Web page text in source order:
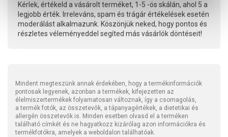
Kérlek, értékeld a vásárolt terméket, 1-5 -ös skálán, ahol 5 a
legjobb érték. Irreleváns, spam és trágár értékelések esetén
moderálást alkalmazunk. Köszönjük neked, hogy pontos és
részletes véleményeddel segíted más vásárlók döntéseit!
Mindent megteszünk annak érdekében, hogy a termékinformációk
pontosak legyenek, azonban a termékek, kifejezetten az
élelmiszertermékek folyamatosan változnak, így a csomagolás,
a termék fotók, az összetevők, a tápanyagértékek, a dietetikai és
allergén összetevők is. Minden esetben olvasd el a terméken
található címkét és ne hagyatkozz kizárólag azon információkra és
termékfotókra, amelyek a weboldalon találhatóak.